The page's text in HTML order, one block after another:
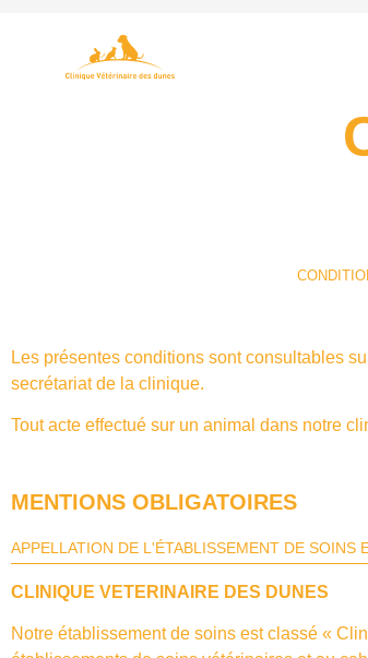
Les présentes conditions sont consultables
secrétariat de la clinique.
Tout acte effectué sur un animal dans notre
MENTIONS OBLIGATOIRES
APPELLATION DE L'ÉTABLISSEMENT DE
CLINIQUE VETERINAIRE DES DUNES
Notre établissement de soins est classé «